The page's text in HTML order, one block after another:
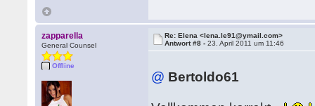
zapparella
General Counsel
Offline
Re: Elena <lena.le91@ymail.com>
Antwort #8 -23. April 2011 um 11:46
@ Bertoldo61